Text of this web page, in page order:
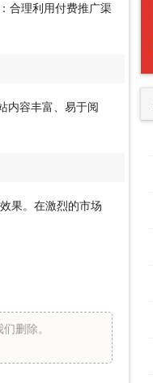
：合理利用付费推广渠
内容丰富、易于阅
果。在激烈的市场
删除。